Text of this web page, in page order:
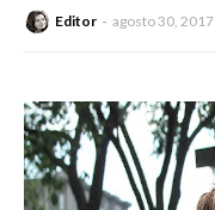
Editor agosto 30, 2017